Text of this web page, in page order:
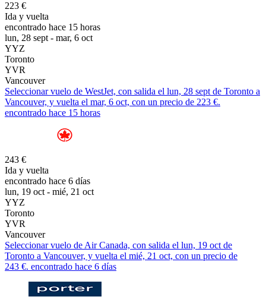
223 €
Ida y vuelta
encontrado hace 15 horas
lun, 28 sept - mar, 6 oct
YYZ
Toronto
YVR
Vancouver
Seleccionar vuelo de WestJet, con salida el lun, 28 sept de Toronto a
Vancouver, y vuelta el mar, 6 oct, con un precio de 223 €.
encontrado hace 15 horas
243 €
Ida y vuelta
encontrado hace 6 días
lun, 19 oct - mié, 21 oct
YYZ
Toronto
YVR
Vancouver
Seleccionar vuelo de Air Canada, con salida el lun, 19 oct de
Toronto a Vancouver, y vuelta el mié, 21 oct, con un precio de
243 €. encontrado hace 6 días